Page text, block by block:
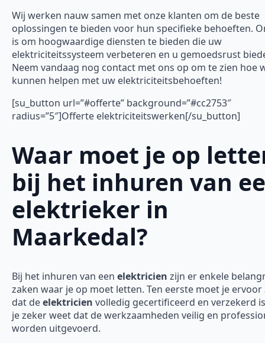
Wij werken nauw samen met onze klanten om de beste
oplossingen te bieden voor hun specifieke behoeften.
is om hoogwaardige diensten te bieden die uw
elektriciteitssysteem verbeteren en u gemoedsrust
Neem vandaag nog contact met ons op om te zien hoe
kunnen helpen met uw elektriciteitsbehoeften!
[su_button url=”#offerte” background=”#cc2753″
radius=”5″]Offerte elektriciteitswerken[/su_button]
Waar moet je op
bij het inhuren van
elektrieker in
Maarkedal?
Bij het inhuren van een elektricien zijn er enkele
zaken waar je op moet letten. Ten eerste moet je
dat deelektricien volledig gecertificeerd en verzekerd
je zeker weet dat de werkzaamheden veilig en
worden uitgevoerd.